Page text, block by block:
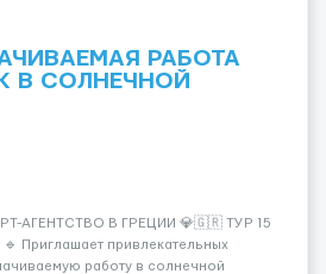
РАБОТА
В СОЛНЕЧНОЙ
АГЕНТСТВО В ГРЕЦИИ 💎🇬🇷 ТУР 15
Приглашает привлекательных
работу в солнечной